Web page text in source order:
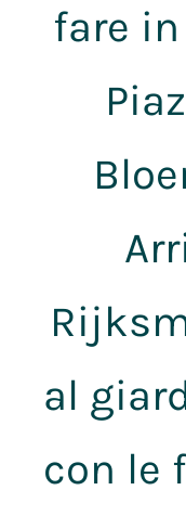
fare
al
con le